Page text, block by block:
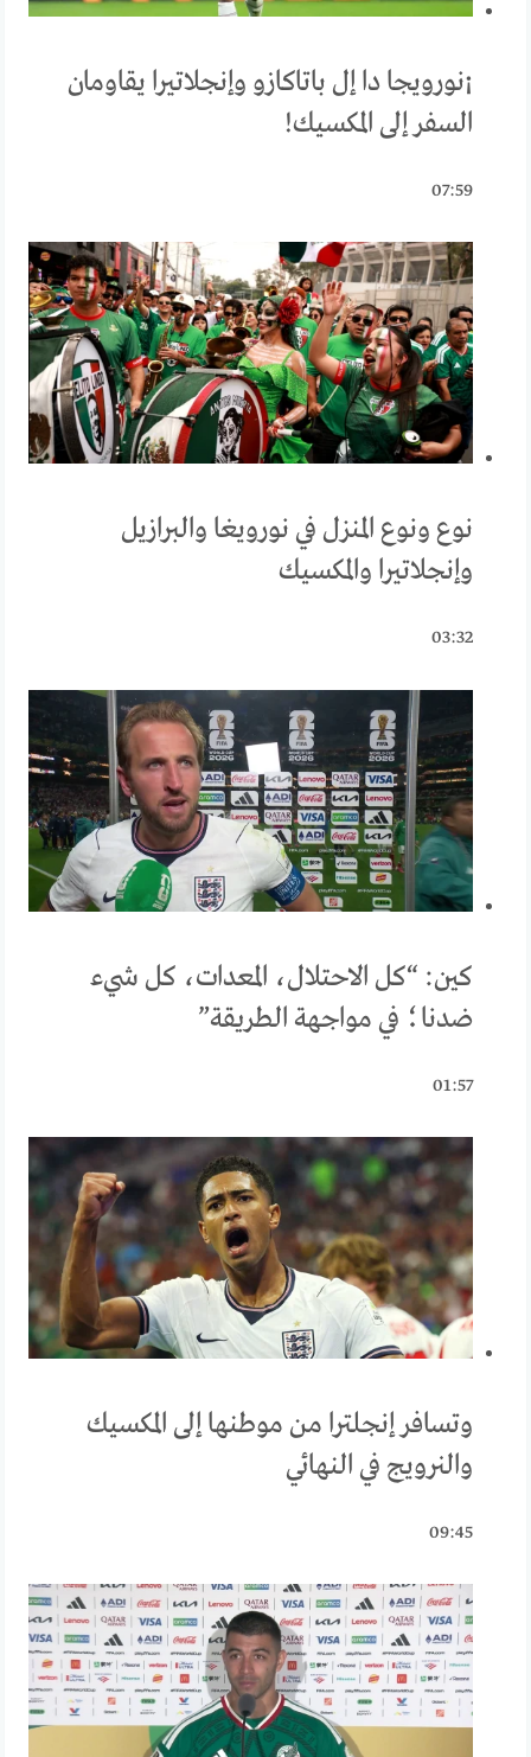
¡نورويجا دا إل باتاكازو وإنجلاتيرا يقاومان
السفر إلى المكسيك!
07:59
نوع ونوع المنزل في نورويغا والبرازيل
وإنجلاتيرا والمكسيك
03:32
كين: “كل الاحتلال، المعدات، كل شيء
ضدنا؛ في مواجهة الطريقة”
01:57
وتسافر إنجلترا من موطنها إلى المكسيك
والنرويج في النهائي
09:45